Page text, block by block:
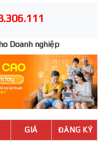
Doanh nghiệp
GIÁ ĐĂNG KÝ